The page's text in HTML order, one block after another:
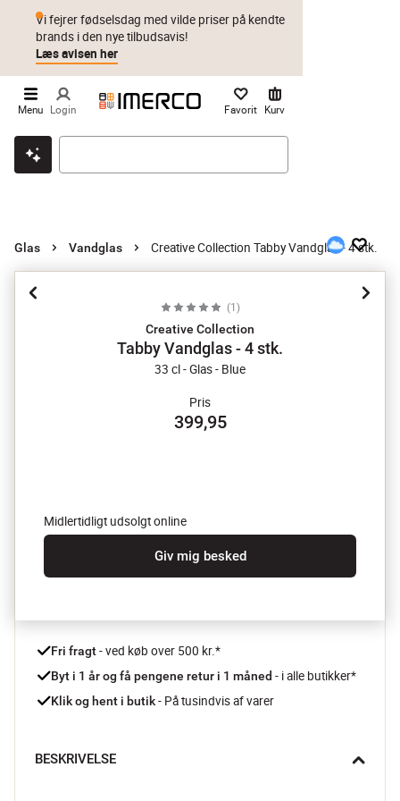
Klik & hent Byt i 1 år Prismatch
Vi fejrer fødselsdag med vilde priser på kendte
brands i den nye tilbudsavis!
Læs avisen her
Menu Login Favorit Kurv
Glas Vandglas Creative Collection Tabby Vandglas - 4 stk.
(1 )
Creative Collection
Tabby Vandglas - 4 stk.
33 cl - Glas - Blue
Pris
399,95
Midlertidligt udsolgt online
Giv mig besked
Fri fragt - ved køb over 500 kr.*
Byt i 1 år og få pengene retur i 1 måned - i alle butikker*
Klik og hent i butik - På tusindvis af varer
BESKRIVELSE